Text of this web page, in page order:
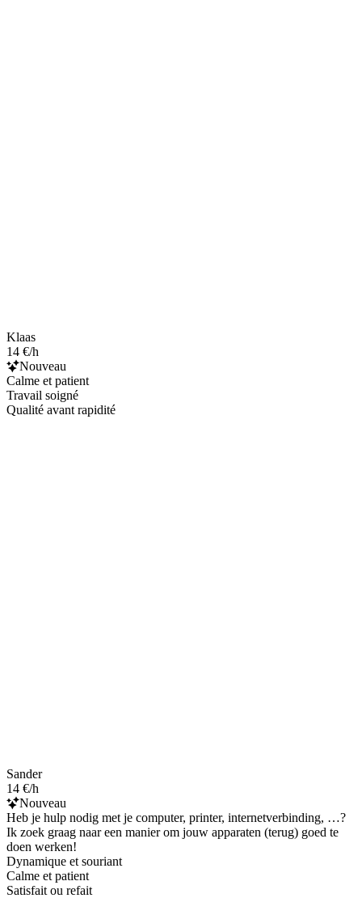
Klaas
14 €/h
Nouveau
Calme et patient
Travail soigné
Qualité avant rapidité
Sander
14 €/h
Nouveau
Heb je hulp nodig met je computer, printer, internetverbinding, …?
Ik zoek graag naar een manier om jouw apparaten (terug) goed te
doen werken!
Dynamique et souriant
Calme et patient
Satisfait ou refait